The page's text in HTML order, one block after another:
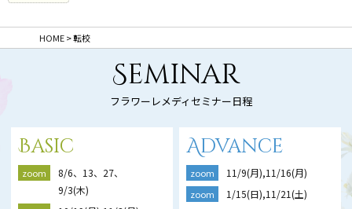
HOME>転校
Seminar
フラワーレメディセミナー日程
Basic
zoom
8/6、13、27、
9/3(木)
Advance
zoom 11/9(月),11/16(月)
zoom 1/15(日),11/21(土)